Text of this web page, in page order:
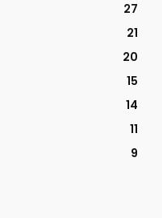
27
21
20
15
14
11
9